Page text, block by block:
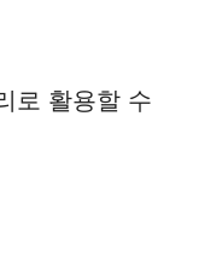
로 활용할 수